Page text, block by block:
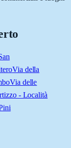
Via della
Via delle
- Località